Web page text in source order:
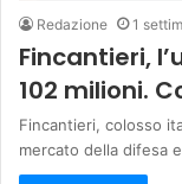
Redazione 1
Fincantieri,
102 milioni.
Fincantieri, colosso
mercato della difesa